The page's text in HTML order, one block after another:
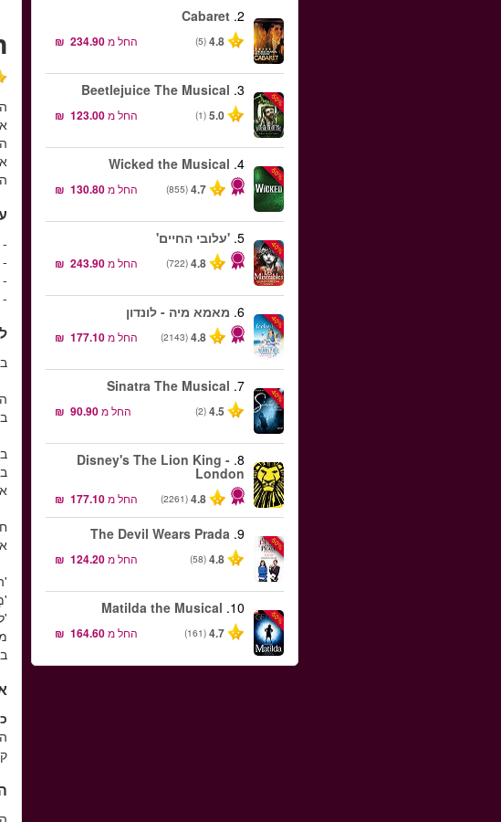
2.
Cabaret
4.8
(5) החל מ‏234.90 ‏ ₪
-50%
3.
Beetlejuice The Musical
5.0
(1) החל מ‏123.00 ‏ ₪
-50%
4.
Wicked the Musical
4.7
(855) החל מ‏130.80 ‏ ₪
-40%
5. 'עלובי החיים'
4.8
(722) החל מ‏243.90 ‏ ₪
-40%
6. מאמא מיה - לונדון
4.8
(2143) החל מ‏177.10 ‏ ₪
-40%
7.
Sinatra The Musical
4.5
(2) החל מ‏90.90 ‏ ₪
8.
Disney's The Lion King -
London
4.8
(2261) החל מ‏177.10 ‏ ₪
-50%
9.
The Devil Wears Prada
4.8
(58) החל מ‏124.20 ‏ ₪
-50%
10.
Matilda the Musical
4.7
(161) החל מ‏164.60 ‏ ₪